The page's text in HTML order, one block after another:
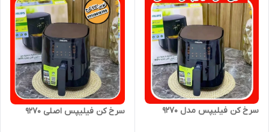
سرخ کن فیلیپس مدل ۹۲۷۰ سرخ کن فیلیپس اصلی ۹۲۷۰